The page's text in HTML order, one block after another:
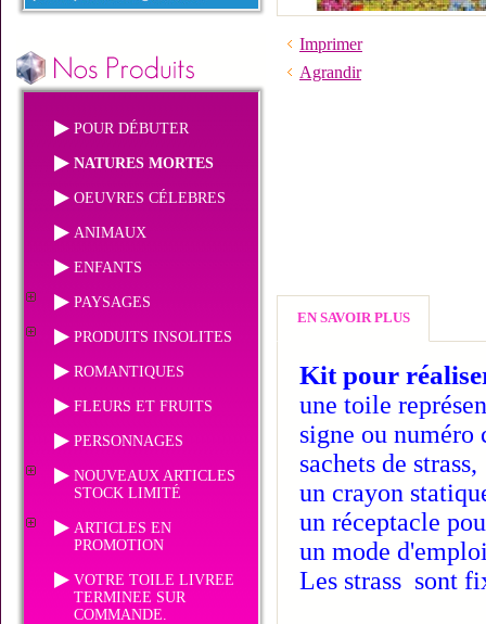
POUR DÉBUTER
NATURES MORTES
OEUVRES CÉLEBRES
ANIMAUX
ENFANTS
PAYSAGES
PRODUITS INSOLITES
ROMANTIQUES
FLEURS ET FRUITS
PERSONNAGES
NOUVEAUX ARTICLES
STOCK LIMITÉ
ARTICLES EN
PROMOTION
VOTRE TOILE LIVREE
TERMINEE SUR
COMMANDE.
Imprimer
Agrandir
EN SAVOIR PLUS
Kit pour
une toile
signe ou numéro
sachets de strass,
un crayon
un réceptacle
un mode
Les strass sont